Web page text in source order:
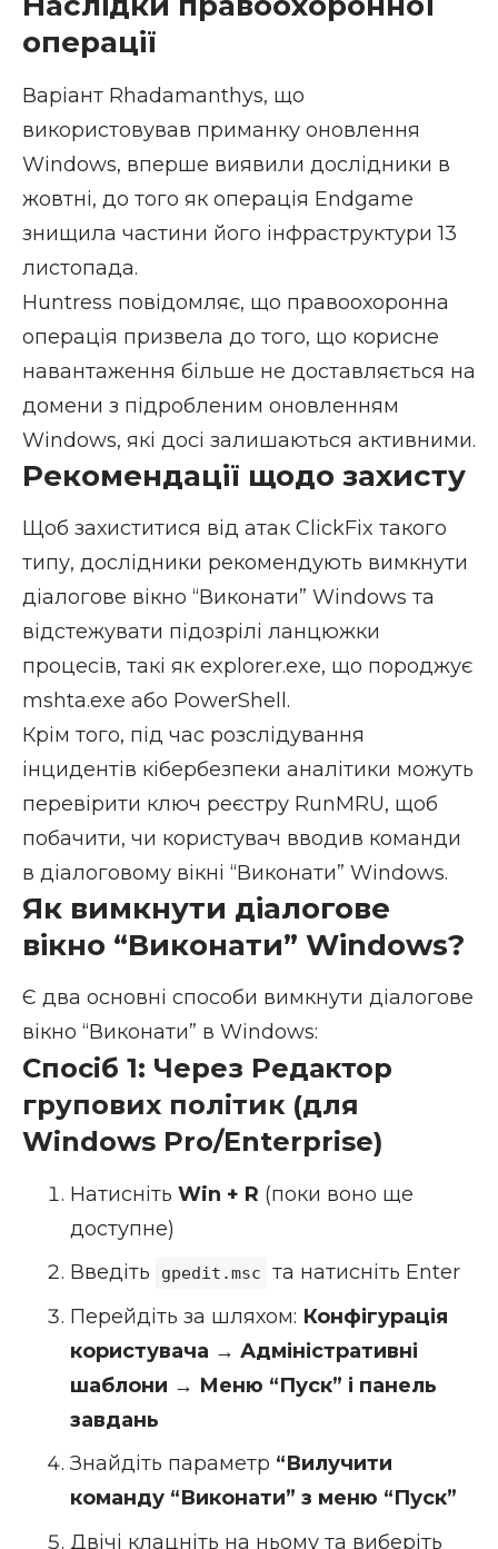
операції
Варіант Rhadamanthys, що
використовував приманку оновлення
Windows, вперше виявили дослідники в
жовтні, до того як операція Endgame
знищила частини його інфраструктури 13
листопада.
Huntress повідомляє, що правоохоронна
операція призвела до того, що корисне
навантаження більше не доставляється на
домени з підробленим оновленням
Windows, які досі залишаються активними.
Рекомендації щодо захисту
Щоб захиститися від атак ClickFix такого
типу, дослідники рекомендують вимкнути
діалогове вікно “Виконати” Windows та
відстежувати підозрілі ланцюжки
процесів, такі як explorer.exe, що породжує
mshta.exe або PowerShell.
Крім того, під час розслідування
інцидентів кібербезпеки аналітики можуть
перевірити ключ реєстру RunMRU, щоб
побачити, чи користувач вводив команди
в діалоговому вікні “Виконати” Windows.
Як вимкнути діалогове
вікно “Виконати” Windows?
Є два основні способи вимкнути діалогове
вікно “Виконати” в Windows:
Спосіб 1: Через Редактор
групових політик (для
Windows Pro/Enterprise)
Натисніть Win + R (поки воно ще
доступне)
Введіть
gpedit.msc
та натисніть Enter
Перейдіть за шляхом: Конфігурація
користувача → Адміністративні
шаблони → Меню “Пуск” і панель
завдань
Знайдіть параметр “Вилучити
команду “Виконати” з меню “Пуск”
Двічі клацніть на ньому та виберіть